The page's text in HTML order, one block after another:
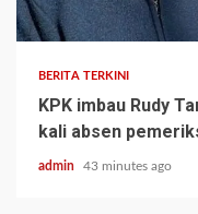
BERITA TERKINI
KPK imbau Rudy
kali absen
admin 43 minutes ago